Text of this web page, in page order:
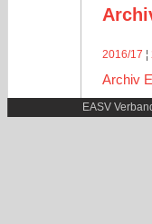
2016/17 ¦
Archiv
EASV